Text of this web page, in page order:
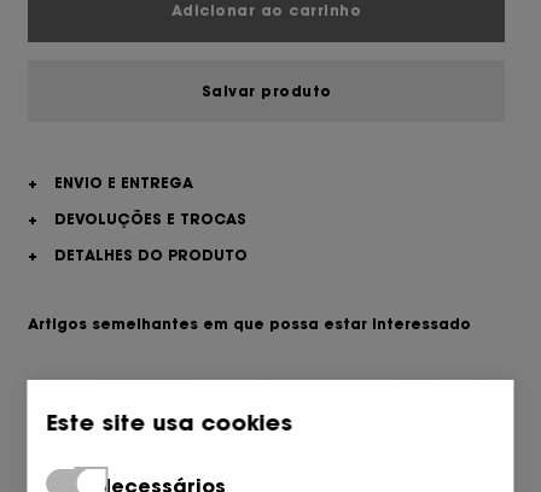
Adicionar ao carrinho
Salvar produto
+
ENVIO E ENTREGA
+
DEVOLUÇÕES E TROCAS
+
DETALHES DO PRODUTO
Artigos semelhantes em que possa estar interessado
Este site usa cookies
Necessários